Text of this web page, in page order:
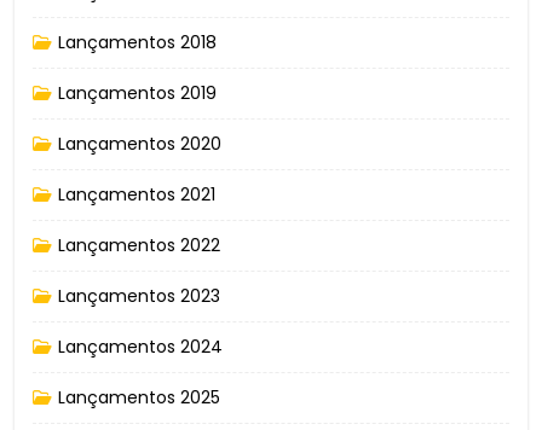
Lançamentos 2018
Lançamentos 2019
Lançamentos 2020
Lançamentos 2021
Lançamentos 2022
Lançamentos 2023
Lançamentos 2024
Lançamentos 2025